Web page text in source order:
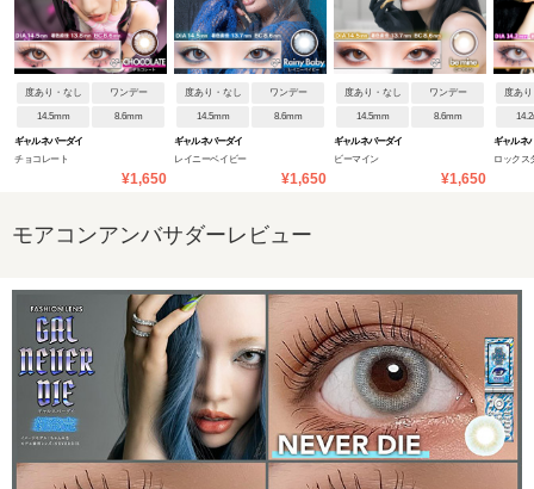
度あり・なし ワンデー
14.5mm 8.6mm
ギャルネバーダイ
チョコレート
¥1,650
度あり・なし ワンデー
14.5mm 8.6mm
ギャルネバーダイ
レイニーベイビー
¥1,650
度あり・なし ワンデー
14.5mm 8.6mm
ギャルネバーダイ
ビーマイン
¥1,650
度あ
ギャルネ
ロックス
モアコンアンバサダーレビュー